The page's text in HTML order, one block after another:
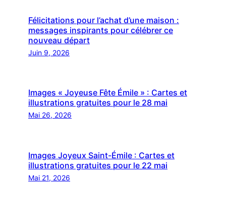
Félicitations pour l’achat d’une maison :
messages inspirants pour célébrer ce
nouveau départ
Juin 9, 2026
Images « Joyeuse Fête Émile » : Cartes et
illustrations gratuites pour le 28 mai
Mai 26, 2026
Images Joyeux Saint-Émile : Cartes et
illustrations gratuites pour le 22 mai
Mai 21, 2026